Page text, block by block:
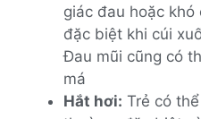
giác đau hoặc khó
đặc biệt khi cúi
Đau mũi cũng có
má
Hắt hơi: Trẻ có